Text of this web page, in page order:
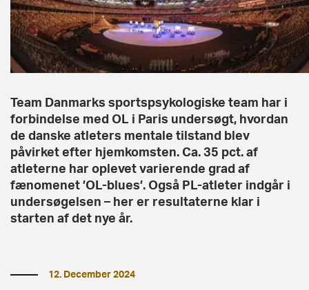
Team Danmarks sportspsykologiske team har i
forbindelse med OL i Paris undersøgt, hvordan
de danske atleters mentale tilstand blev
påvirket efter hjemkomsten. Ca. 35 pct. af
atleterne har oplevet varierende grad af
fænomenet ’OL-blues’. Også PL-atleter indgår i
undersøgelsen – her er resultaterne klar i
starten af det nye år.
12. December 2024